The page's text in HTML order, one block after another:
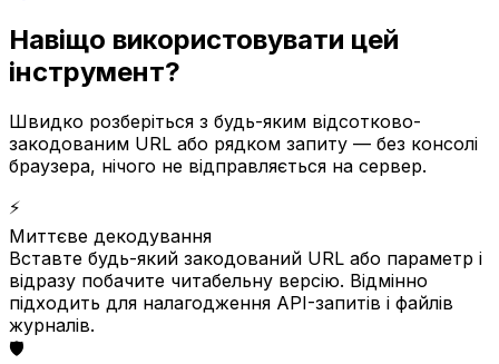
Навіщо використовувати цей
інструмент?
Швидко розберіться з будь-яким відсотково-
закодованим URL або рядком запиту — без консолі
браузера, нічого не відправляється на сервер.
⚡
Миттєве декодування
Вставте будь-який закодований URL або параметр і
відразу побачите читабельну версію. Відмінно
підходить для налагодження API-запитів і файлів
журналів.
🛡️